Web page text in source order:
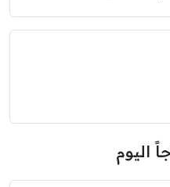
اليوم